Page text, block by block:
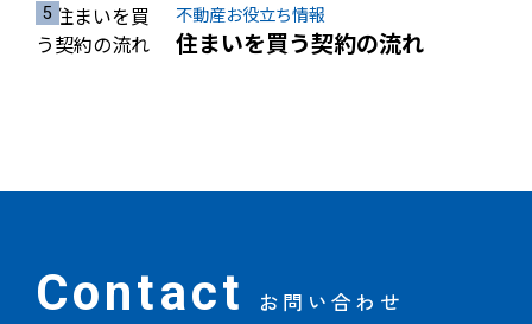
不動産お役立ち情報
住まいを買う契約の流れ
Contact お問い合わせ